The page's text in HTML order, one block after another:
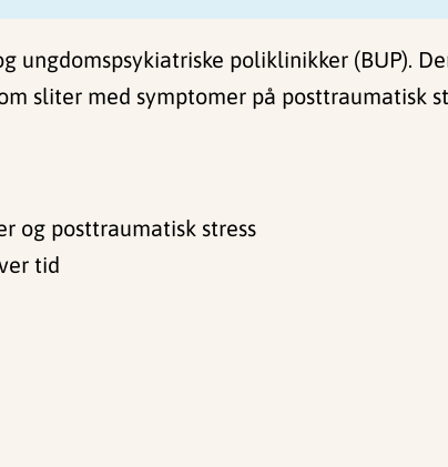
ungdomspsykiatriske poliklinikker (BUP).
sliter med symptomer på posttraumatisk
og posttraumatisk stress
tid